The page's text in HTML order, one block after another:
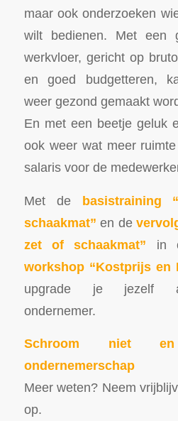
maar ook onderzoeken
wilt bedienen. Met een
werkvloer, gericht op
en goed budgetteren,
weer gezond gemaakt
En met een beetje geluk
ook weer wat meer
salaris voor de
Met de basistraining
schaakmat” en de
zet of schaakmat”
in
workshop “Kostprijs en
upgrade je jezelf
ondernemer.
Schroom niet
ondernemerschap
Meer weten? Neem
op.